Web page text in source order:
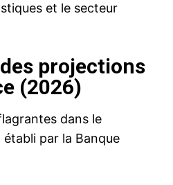
et le secteur
projections
(2026)
dans le
par la Banque